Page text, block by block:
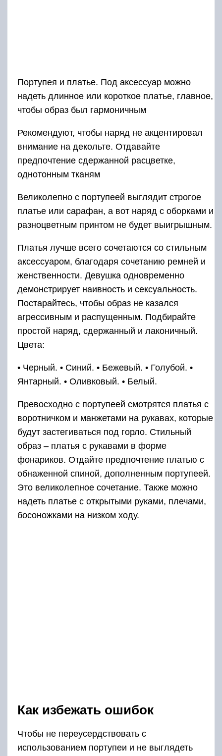
Портупея и платье. Под аксессуар можно
надеть длинное или короткое платье, главное,
чтобы образ был гармоничным
Рекомендуют, чтобы наряд не акцентировал
внимание на декольте. Отдавайте
предпочтение сдержанной расцветке,
однотонным тканям
Великолепно с портупеей выглядит строгое
платье или сарафан, а вот наряд с оборками и
разноцветным принтом не будет выигрышным.
Платья лучше всего сочетаются со стильным
аксессуаром, благодаря сочетанию ремней и
женственности. Девушка одновременно
демонстрирует наивность и сексуальность.
Постарайтесь, чтобы образ не казался
агрессивным и распущенным. Подбирайте
простой наряд, сдержанный и лаконичный.
Цвета:
• Черный. • Синий. • Бежевый. • Голубой. •
Янтарный. • Оливковый. • Белый.
Превосходно с портупеей смотрятся платья с
воротничком и манжетами на рукавах, которые
будут застегиваться под горло. Стильный
образ – платья с рукавами в форме
фонариков. Отдайте предпочтение платью с
обнаженной спиной, дополненным портупеей.
Это великолепное сочетание. Также можно
надеть платье с открытыми руками, плечами,
босоножками на низком ходу.
Как избежать ошибок
Чтобы не переусердствовать с
использованием портупеи и не выглядеть